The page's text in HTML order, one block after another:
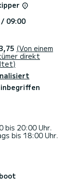
kontaktieren, ein
09:00
(Von einem
direkt
bis 20:00 Uhr.
bis 18:00 Uhr.